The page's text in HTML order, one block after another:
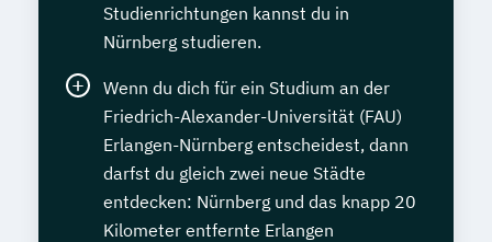
Studienrichtungen kannst du in
Nürnberg studieren.
Wenn du dich für ein Studium an der
Friedrich-Alexander-Universität (FAU)
Erlangen-Nürnberg entscheidest, dann
darfst du gleich zwei neue Städte
entdecken: Nürnberg und das knapp 20
Kilometer entfernte Erlangen